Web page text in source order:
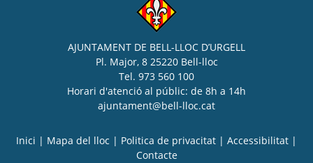
AJUNTAMENT DE BELL-LLOC D’URGELL
Pl. Major, 8 25220 Bell-lloc
Tel. 973 560 100
Horari d'atenció al públic: de 8h a 14h
ajuntament@bell-lloc.cat
Inici Mapa del lloc Politica de privacitat Accessibilitat
Contacte